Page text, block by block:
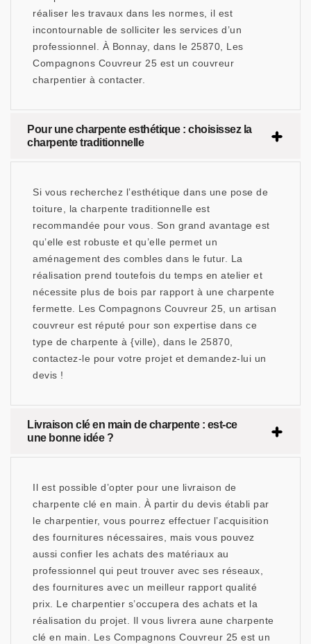
réaliser les travaux dans les normes, il est
incontournable de solliciter les services d’un
professionnel. À Bonnay, dans le 25870, Les
Compagnons Couvreur 25 est un couvreur
charpentier à contacter.
Pour une charpente esthétique : choisissez la
charpente traditionnelle
Si vous recherchez l’esthétique dans une pose de
toiture, la charpente traditionnelle est
recommandée pour vous. Son grand avantage est
qu’elle est robuste et qu’elle permet un
aménagement des combles dans le futur. La
réalisation prend toutefois du temps en atelier et
nécessite plus de bois par rapport à une charpente
fermette. Les Compagnons Couvreur 25, un artisan
couvreur est réputé pour son expertise dans ce
type de charpente à {ville), dans le 25870,
contactez-le pour votre projet et demandez-lui un
devis !
Livraison clé en main de charpente : est-ce
une bonne idée ?
Il est possible d’opter pour une livraison de
charpente clé en main. À partir du devis établi par
le charpentier, vous pourrez effectuer l’acquisition
des fournitures nécessaires, mais vous pouvez
aussi confier les achats des matériaux au
professionnel qui peut trouver avec ses réseaux,
des fournitures avec un meilleur rapport qualité
prix. Le charpentier s’occupera des achats et la
réalisation du projet. Il vous livrera aune charpente
clé en main. Les Compagnons Couvreur 25 est un